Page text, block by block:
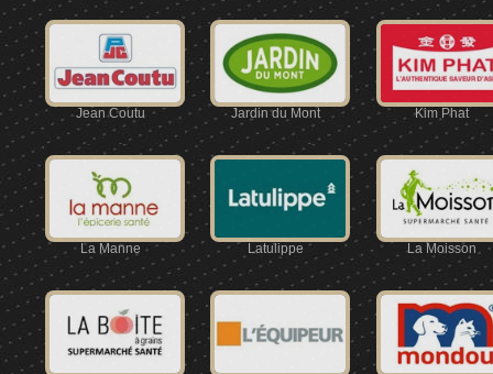
Jean Coutu Jardin du Mont Kim Phat
La Manne Latulippe La Moisson